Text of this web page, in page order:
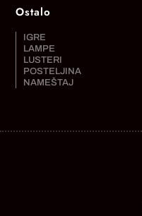
Ostalo
IGRE
LAMPE
LUSTERI
POSTELJINA
NAMEŠTAJ